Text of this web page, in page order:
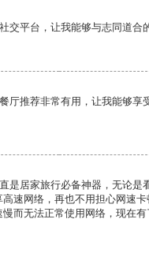
交平台，让我能够与志同道合
厅推荐非常有用，让我能够享
是居家旅行必备神器，无论是
速网络，再也不用担心网速
而无法正常使用网络，现在